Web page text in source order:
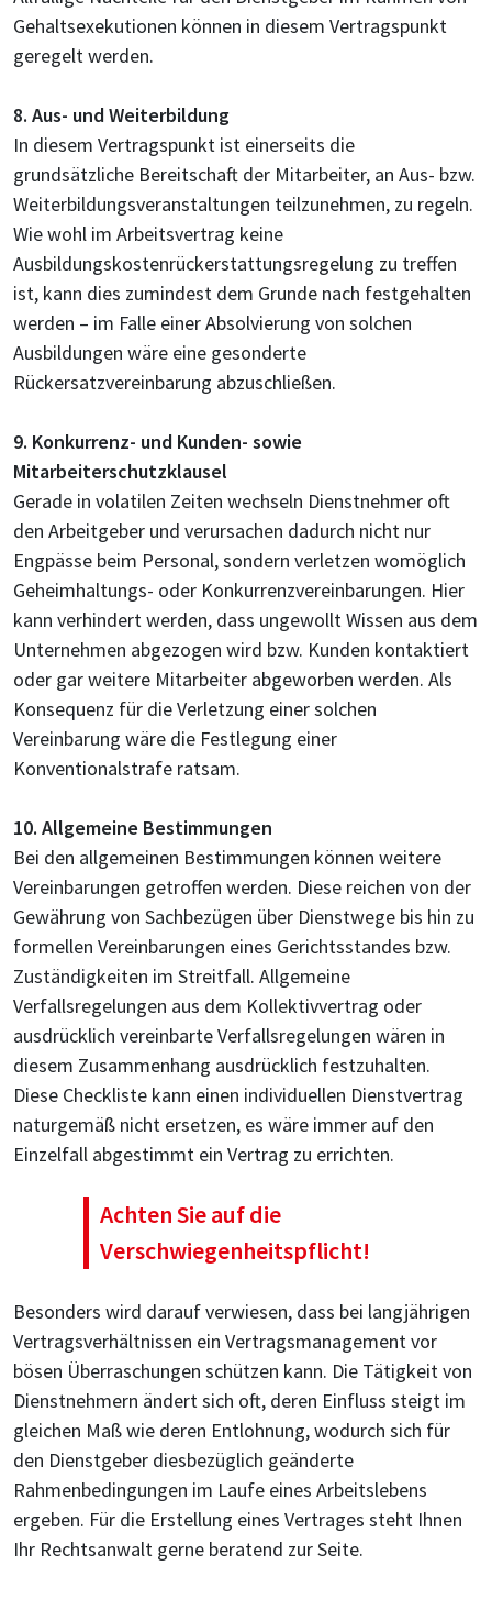
Gehaltsexekutionen können in diesem Vertragspunkt
geregelt werden.
8. Aus- und Weiterbildung
In diesem Vertragspunkt ist einerseits die
grundsätzliche Bereitschaft der Mitarbeiter, an Aus- bzw.
Weiterbildungsveranstaltungen teilzunehmen, zu regeln.
Wie wohl im Arbeitsvertrag keine
Ausbildungskostenrückerstattungsregelung zu treffen
ist, kann dies zumindest dem Grunde nach festgehalten
werden – im Falle einer Absolvierung von solchen
Ausbildungen wäre eine gesonderte
Rückersatzvereinbarung abzuschließen.
9. Konkurrenz- und Kunden- sowie
Mitarbeiterschutzklausel
Gerade in volatilen Zeiten wechseln Dienstnehmer oft
den Arbeitgeber und verursachen dadurch nicht nur
Engpässe beim Personal, sondern verletzen womöglich
Geheimhaltungs- oder Konkurrenzvereinbarungen. Hier
kann verhindert werden, dass ungewollt Wissen aus dem
Unternehmen abgezogen wird bzw. Kunden kontaktiert
oder gar weitere Mitarbeiter abgeworben werden. Als
Konsequenz für die Verletzung einer solchen
Vereinbarung wäre die Festlegung einer
Konventionalstrafe ratsam.
10. Allgemeine Bestimmungen
Bei den allgemeinen Bestimmungen können weitere
Vereinbarungen getroffen werden. Diese reichen von der
Gewährung von Sachbezügen über Dienstwege bis hin zu
formellen Vereinbarungen eines Gerichtsstandes bzw.
Zuständigkeiten im Streitfall. Allgemeine
Verfallsregelungen aus dem Kollektivvertrag oder
ausdrücklich vereinbarte Verfallsregelungen wären in
diesem Zusammenhang ausdrücklich festzuhalten.
Diese Checkliste kann einen individuellen Dienstvertrag
naturgemäß nicht ersetzen, es wäre immer auf den
Einzelfall abgestimmt ein Vertrag zu errichten.
Achten Sie auf die
Verschwiegenheitspflicht!
Besonders wird darauf verwiesen, dass bei langjährigen
Vertragsverhältnissen ein Vertragsmanagement vor
bösen Überraschungen schützen kann. Die Tätigkeit von
Dienstnehmern ändert sich oft, deren Einfluss steigt im
gleichen Maß wie deren Entlohnung, wodurch sich für
den Dienstgeber diesbezüglich geänderte
Rahmenbedingungen im Laufe eines Arbeitslebens
ergeben. Für die Erstellung eines Vertrages steht Ihnen
Ihr Rechtsanwalt gerne beratend zur Seite.